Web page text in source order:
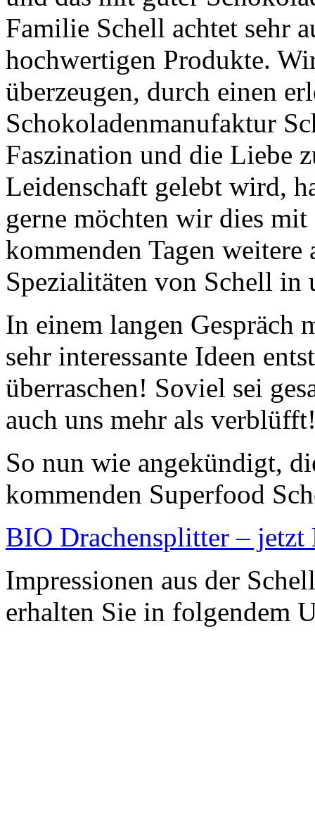
Familie Schell achtet sehr
hochwertigen Produkte.
überzeugen, durch einen
Schokoladenmanufaktur
Faszination und die Liebe
Leidenschaft gelebt wird,
gerne möchten wir dies
kommenden Tagen weitere
Spezialitäten von Schell in
In einem langen Gespräch
sehr interessante Ideen
überraschen! Soviel sei
auch uns mehr als
So nun wie angekündigt,
kommenden Superfood
BIO Drachensplitter – jetzt
Impressionen aus der
erhalten Sie in folgendem